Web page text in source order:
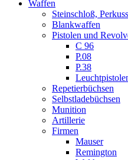
Waffen
Steinschloß,
Blankwaffen
Pistolen und
C 96
P.08
P.38
Repetierbüchsen
Selbstladebüchsen
Munition
Artillerie
Firmen
Mauser
Remington